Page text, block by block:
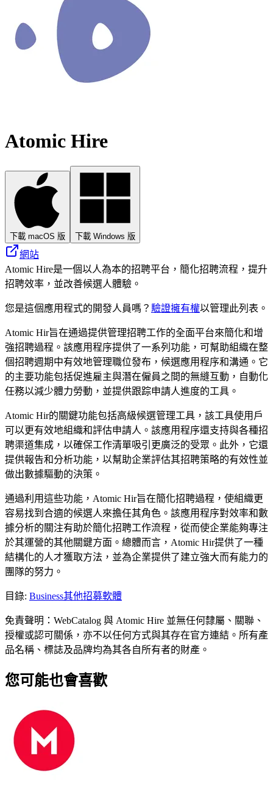
Atomic Hire
下載 macOS 版 下載 Windows 版
網站
Atomic Hire是一個以人為本的招聘平台，簡化招聘流程，提升
招聘效率，並改善候選人體驗。
您是這個應用程式的開發人員嗎？ 驗證擁有權以管理此列表。
Atomic Hir旨在通過提供管理招聘工作的全面平台來簡化和增
強招聘過程。該應用程序提供了一系列功能，可幫助組織在整
個招聘週期中有效地管理職位發布，候選應用程序和溝通。它
的主要功能包括促進雇主與潛在僱員之間的無縫互動，自動化
任務以減少體力勞動，並提供跟踪申請人進度的工具。
Atomic Hir的關鍵功能包括高級候選管理工具，該工具使用戶
可以更有效地組織和評估申請人。該應用程序還支持與各種招
聘渠道集成，以確保工作清單吸引更廣泛的受眾。此外，它還
提供報告和分析功能，以幫助企業評估其招聘策略的有效性並
做出數據驅動的決策。
通過利用這些功能，Atomic Hir旨在簡化招聘過程，使組織更
容易找到合適的候選人來擔任其角色。該應用程序對效率和數
據分析的關注有助於簡化招聘工作流程，從而使企業能夠專注
於其運營的其他關鍵方面。總體而言，Atomic Hir提供了一種
結構化的人才獲取方法，並為企業提供了建立強大而有能力的
團隊的努力。
目錄: Business其他招募軟體
免責聲明：WebCatalog 與 Atomic Hire 並無任何隸屬、關聯、
授權或認可關係，亦不以任何方式與其存在官方連結。所有產
品名稱、標誌及品牌均為其各自所有者的財產。
您可能也會喜歡